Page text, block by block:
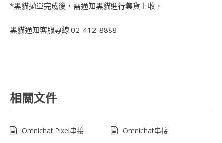
*黑貓拋單完成後，需通知黑貓進行集貨上收。
黑貓通知客服專線:02-412-8888
相關文件
Omnichat Pixel串接
Omnichat串接